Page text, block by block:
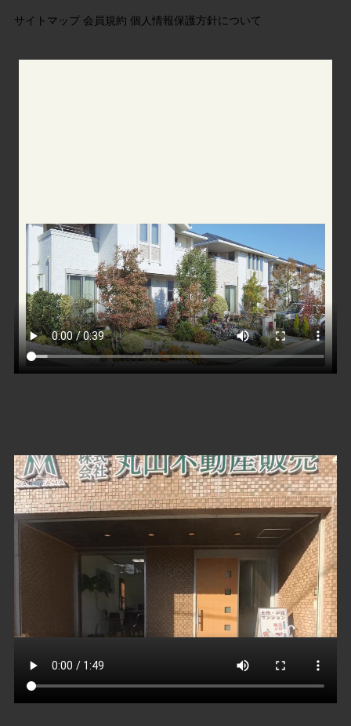
サイトマップ 会員規約 個人情報保護方針について